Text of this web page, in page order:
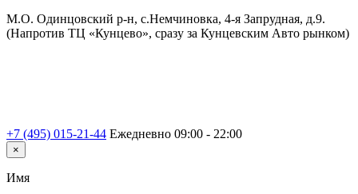
М.О. Одинцовский р-н, с.Немчиновка, 4-я Запрудная, д.9.
(Напротив ТЦ «Кунцево», сразу за Кунцевским Авто рынком)
+7 (495) 015-21-44 Ежедневно 09:00 - 22:00
×
Имя